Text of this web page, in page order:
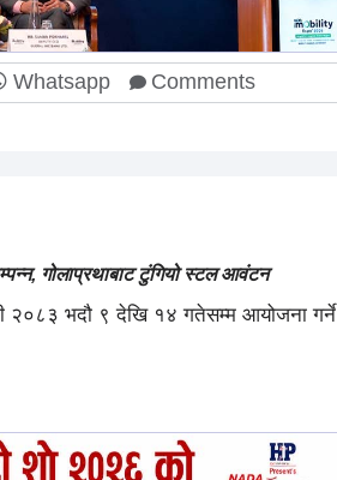
Whatsapp Comments
गोलाप्रथाबाट टुंगियो स्टल आवंटन
२०८३ भदौ ९ देखि १४ गतेसम्म आयोजना गर्ने